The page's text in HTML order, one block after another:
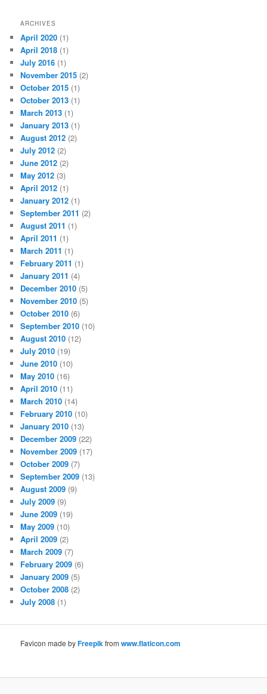
ARCHIVES
April 2020 (1)
April 2018 (1)
July 2016 (1)
November 2015 (2)
October 2015 (1)
October 2013 (1)
March 2013 (1)
January 2013 (1)
August 2012 (2)
July 2012 (2)
June 2012 (2)
May 2012 (3)
April 2012 (1)
January 2012 (1)
September 2011 (2)
August 2011 (1)
April 2011 (1)
March 2011 (1)
February 2011 (1)
January 2011 (4)
December 2010 (5)
November 2010 (5)
October 2010 (6)
September 2010 (10)
August 2010 (12)
July 2010 (19)
June 2010 (10)
May 2010 (16)
April 2010 (11)
March 2010 (14)
February 2010 (10)
January 2010 (13)
December 2009 (22)
November 2009 (17)
October 2009 (7)
September 2009 (13)
August 2009 (9)
July 2009 (9)
June 2009 (19)
May 2009 (10)
April 2009 (2)
March 2009 (7)
February 2009 (6)
January 2009 (5)
October 2008 (2)
July 2008 (1)
Favicon made byFreepikfromwww.flaticon.com